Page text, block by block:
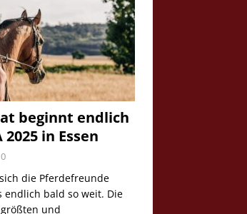
beginnt endlich
in Essen
0
die Pferdefreunde
endlich bald so weit. Die
größten und